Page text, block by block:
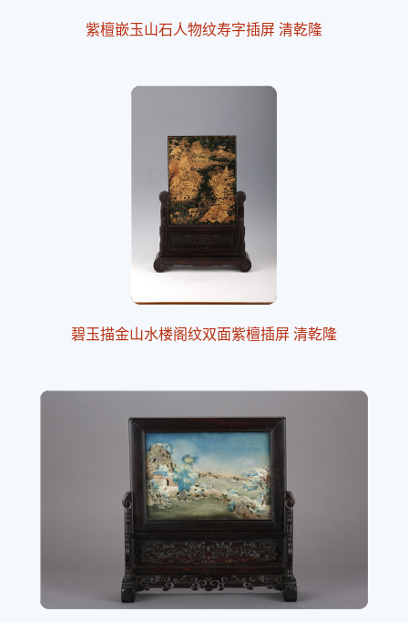
紫檀嵌玉山石人物纹寿字插屏 清乾隆
碧玉描金山水楼阁纹双面紫檀插屏 清乾隆